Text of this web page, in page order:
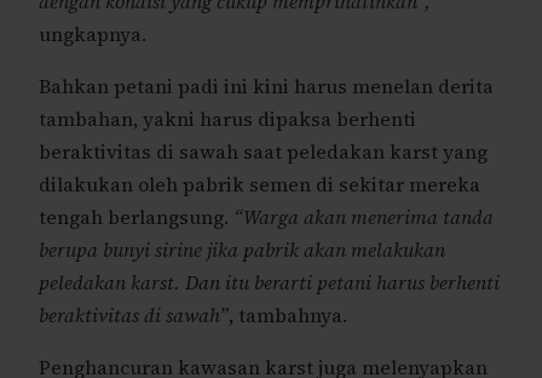
ungkapnya.
Bahkan petani padi ini kini harus menelan derita
tambahan, yakni harus dipaksa berhenti
beraktivitas di sawah saat peledakan karst yang
dilakukan oleh pabrik semen di sekitar mereka
tengah berlangsung. “Warga akan menerima tanda
berupa bunyi sirine jika pabrik akan melakukan
peledakan karst. Dan itu berarti petani harus berhenti
beraktivitas di sawah”, tambahnya.
Penghancuran kawasan karst juga melenyapkan